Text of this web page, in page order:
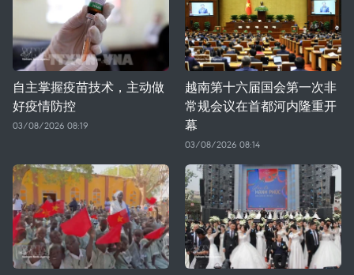
自主掌握疫苗技术，主动做
好疫情防控
03/08/2026 08:19
越南第十六届国会第一次非
常规会议在首都河内隆重开
幕
03/08/2026 08:14